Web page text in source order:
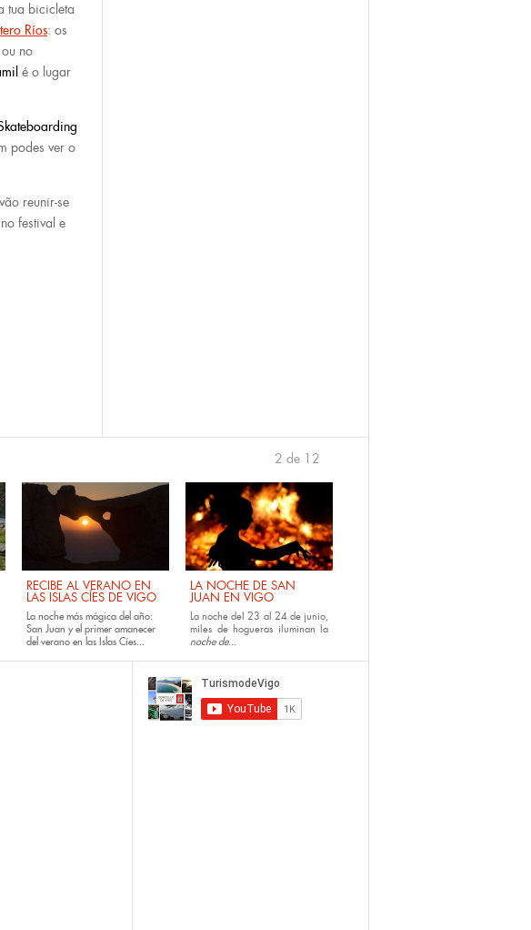
tua bicicleta
Ríos: os
ou no
é o lugar
podes ver o
vão reunir-se
festival e
RECIBE AL VERANO EN
LAS ISLAS CÍES DE VIGO
La noche más mágica del año:
San Juan y el primer amanecer
del verano en las Islas Cíes...
LA NOCHE DE SAN
JUAN EN VIGO
La noche del 23 al 24 de junio,
miles de hogueras iluminan la
noche de...
2 de 12